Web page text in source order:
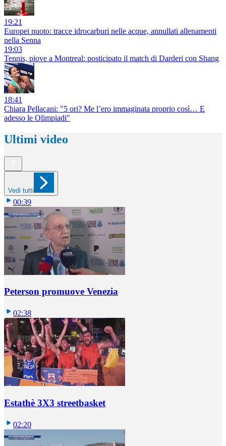
19:21
Europei nuoto: tracce idrocarburi nelle acque, annullati allenamenti
nella Senna
19:03
Tennis, piove a Montreal: posticipato il match di Darderi con Shang
18:41
Chiara Pellacani: "5 ori? Me l’ero immaginata proprio così… E
adesso le Olimpiadi"
Ultimi video
Vedi tutti
00:39
Peterson promuove Venezia
02:38
Estathè 3X3 streetbasket
02:20